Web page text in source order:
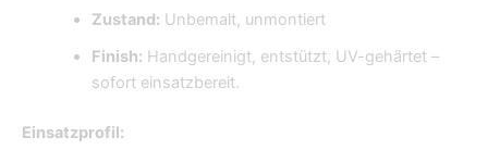
Zustand: Unbemalt, unmontiert
Finish: Handgereinigt, entstützt, UV-gehärtet –
sofort einsatzbereit.
Einsatzprofil: